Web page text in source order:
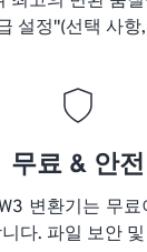
설정"(선택 사항,
무료 & 안전
변환기는 무
다. 파일 보안